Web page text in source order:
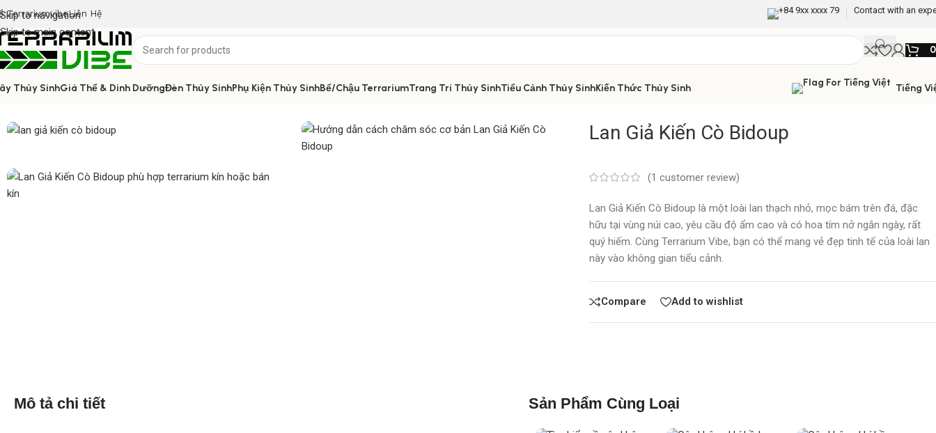
Skip to navigation
Skip to main content
TerrariumvibeLiên Hệ +84 9xx xxxx 79 Contact with an
Thủy SinhGiá Thể & Dinh DưỡngĐèn Thủy SinhPhụ Kiện Thủy SinhBể/Chậu TerrariumTrang Trí Thủy SinhTiểu Cảnh Thủy SinhKiến Thức Thủy Sinh Tiếng
Lan Giả Kiến Cò Bidoup
(1 customer review)
Lan Giả Kiến Cò Bidoup là một loài lan thạch nhỏ, mọc bám trên đá, đặc
hữu tại vùng núi cao, yêu cầu độ ẩm cao và có hoa tím nở ngắn ngày, rất
quý hiếm. Cùng Terrarium Vibe, bạn có thể mang vẻ đẹp tinh tế của loài lan
này vào không gian tiểu cảnh.
Compare Add to wishlist
Mô tả chi tiết Sản Phẩm Cùng Loại